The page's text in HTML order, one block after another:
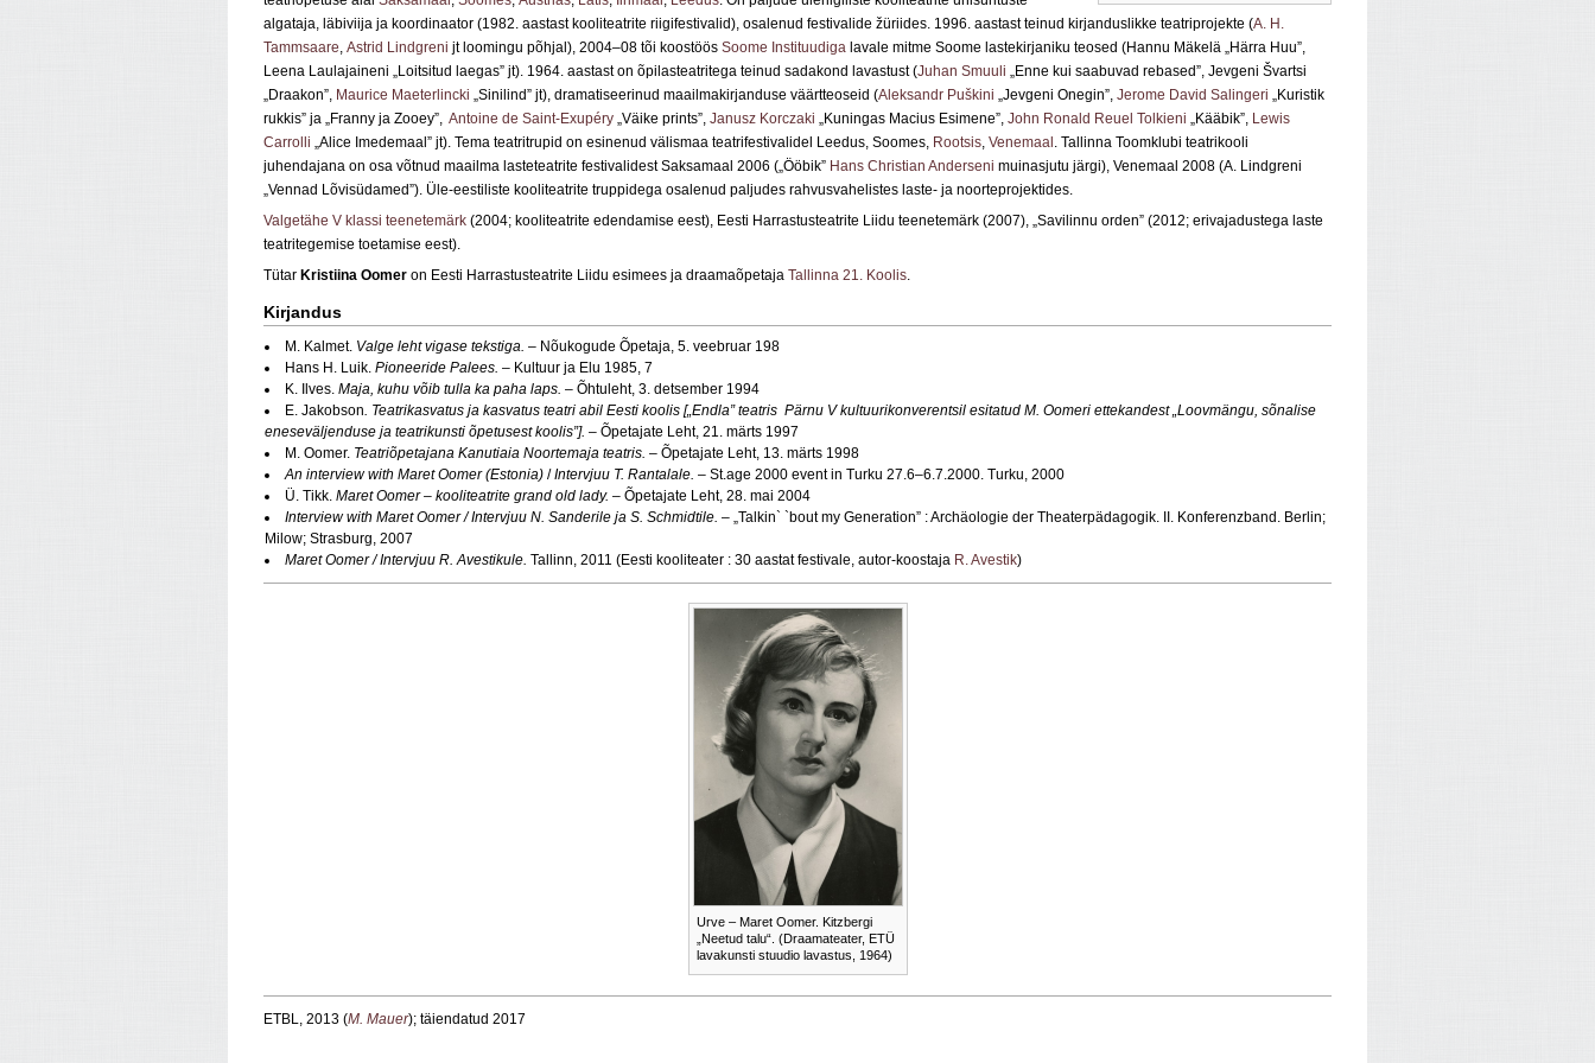
algataja, läbiviija ja koordinaator (1982. aastast kooliteatrite riigifestivalid), osalenud festivalide žüriides. 1996. aastast teinud kirjanduslikke teatriprojekte (A. H.
Tammsaare, Astrid Lindgreni jt loomingu põhjal), 2004–08 tõi koostöös Soome Instituudiga lavale mitme Soome lastekirjaniku teosed (Hannu Mäkelä „Härra Huu”,
Leena Laulajaineni „Loitsitud laegas” jt). 1964. aastast on õpilasteatritega teinud sadakond lavastust (Juhan Smuuli „Enne kui saabuvad rebased”, Jevgeni Švartsi
„Draakon”, Maurice Maeterlincki „Sinilind” jt), dramatiseerinud maailmakirjanduse väärtteoseid (Aleksandr Puškini „Jevgeni Onegin”, Jerome David Salingeri „Kuristik
rukkis” ja „Franny ja Zooey”, Antoine de Saint-Exupéry „Väike prints”, Janusz Korczaki „Kuningas Macius Esimene”, John Ronald Reuel Tolkieni „Kääbik”, Lewis
Carrolli „Alice Imedemaal” jt). Tema teatritrupid on esinenud välismaa teatrifestivalidel Leedus, Soomes, Rootsis, Venemaal . Tallinna Toomklubi teatrikooli
juhendajana on osa võtnud maailma lasteteatrite festivalidest Saksamaal 2006 („Ööbik” Hans Christian Anderseni muinasjutu järgi), Venemaal 2008 (A. Lindgreni
„Vennad Lõvisüdamed”). Üle-eestiliste kooliteatrite truppidega osalenud paljudes rahvusvahelistes laste- ja noorteprojektides.
Valgetähe V klassi teenetemärk (2004; kooliteatrite edendamise eest), Eesti Harrastusteatrite Liidu teenetemärk (2007), „Savilinnu orden” (2012; erivajadustega laste
teatritegemise toetamise eest).
Tütar Kristiina Oomer on Eesti Harrastusteatrite Liidu esimees ja draamaõpetaja Tallinna 21. Koolis.
Kirjandus
M. Kalmet. Valge leht vigase tekstiga. – Nõukogude Õpetaja, 5. veebruar 198
Hans H. Luik. Pioneeride Palees. – Kultuur ja Elu 1985, 7
K. Ilves. Maja, kuhu võib tulla ka paha laps. – Õhtuleht, 3. detsember 1994
E. Jakobson. Teatrikasvatus ja kasvatus teatri abil Eesti koolis [„Endla” teatris Pärnu V kultuurikonverentsil esitatud M. Oomeri ettekandest„Loovmängu, sõnalise
eneseväljenduse ja teatrikunsti õpetusest koolis”]. – Õpetajate Leht, 21. märts 1997
M. Oomer. Teatriõpetajana Kanutiaia Noortemaja teatris. – Õpetajate Leht, 13. märts 1998
An interview with Maret Oomer (Estonia) /Intervjuu T. Rantalale. – St.age 2000 event in Turku 27.6–6.7.2000. Turku, 2000
Ü. Tikk. Maret Oomer – kooliteatrite grand old lady. – Õpetajate Leht, 28. mai 2004
Interview with Maret Oomer / Intervjuu N. Sanderile ja S. Schmidtile. – „Talkin` `bout my Generation” : Archäologie der Theaterpädagogik. II. Konferenzband. Berlin;
Milow; Strasburg, 2007
Maret Oomer / Intervjuu R. Avestikule. Tallinn, 2011 (Eesti kooliteater : 30 aastat festivale, autor-koostaja R. Avestik)
Urve – Maret Oomer. Kitzbergi
„Neetud talu“. (Draamateater, ETÜ
lavakunsti stuudio lavastus, 1964)
ETBL, 2013 (M. Mauer); täiendatud 2017